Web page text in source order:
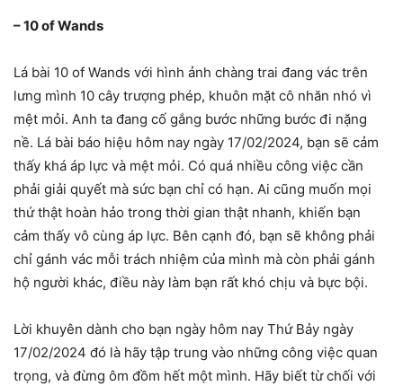
– 10 of Wands
Lá bài 10 of Wands với hình ảnh chàng trai đang vác trên
lưng mình 10 cây trượng phép, khuôn mặt cô nhăn nhó vì
mệt mỏi. Anh ta đang cố gắng bước những bước đi nặng
nề. Lá bài báo hiệu hôm nay ngày 17/02/2024, bạn sẽ cảm
thấy khá áp lực và mệt mỏi. Có quá nhiều công việc cần
phải giải quyết mà sức bạn chỉ có hạn. Ai cũng muốn mọi
thứ thật hoàn hảo trong thời gian thật nhanh, khiến bạn
cảm thấy vô cùng áp lực. Bên cạnh đó, bạn sẽ không phải
chỉ gánh vác mỗi trách nhiệm của mình mà còn phải gánh
hộ người khác, điều này làm bạn rất khó chịu và bực bội.
Lời khuyên dành cho bạn ngày hôm nay Thứ Bảy ngày
17/02/2024 đó là hãy tập trung vào những công việc quan
trọng, và đừng ôm đồm hết một mình. Hãy biết từ chối với